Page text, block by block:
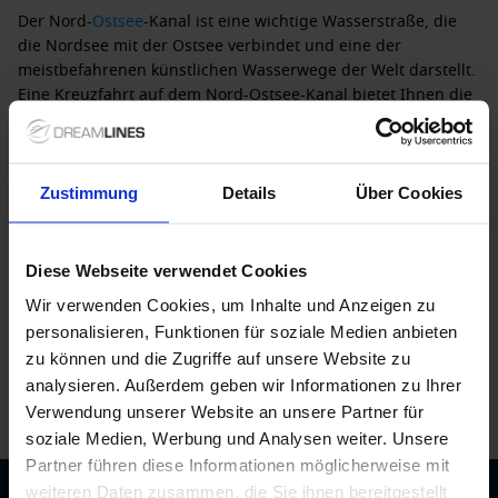
Zustimmung Details Über Cookies
Diese Webseite verwendet Cookies
Wir verwenden Cookies, um Inhalte und Anzeigen zu
personalisieren, Funktionen für soziale Medien anbieten
zu können und die Zugriffe auf unsere Website zu
analysieren. Außerdem geben wir Informationen zu Ihrer
Verwendung unserer Website an unsere Partner für
soziale Medien, Werbung und Analysen weiter. Unsere
Partner führen diese Informationen möglicherweise mit
weiteren Daten zusammen, die Sie ihnen bereitgestellt
Der Nord-Ostsee-Kanal ist eine wichtige Wasserstraße, die
die Nordsee mit der Ostsee verbindet und eine der
meistbefahrenen künstlichen Wasserwege der Welt darstellt.
Eine Kreuzfahrt auf dem Nord-Ostsee-Kanal bietet Ihnen die
Möglichkeit, die beeindruckenden Landschaften und die
maritime Geschichte dieser Region hautnah zu erleben.
Kilometern mehr als 150 Jahre alt ist und es Schiffen
ermöglicht, die lange Reise um
Kreuzfahrtpassagiere!
Details über den Nord-Ostsee-Kanal,
Deutschland
Wenn Ihr Kreuzfahrtschiff im Nord-Ostsee-Kanal anlegt, gibt
es viel zu entdecken:
Besuch der Schleusen inKiel: Erleben Sie das
faszinierende Schleusensystem und die beeindruckenden